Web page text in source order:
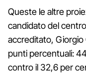
Queste le altre
candidato del
accreditato, Giorgio
punti percentuali:
contro il 32,6 per